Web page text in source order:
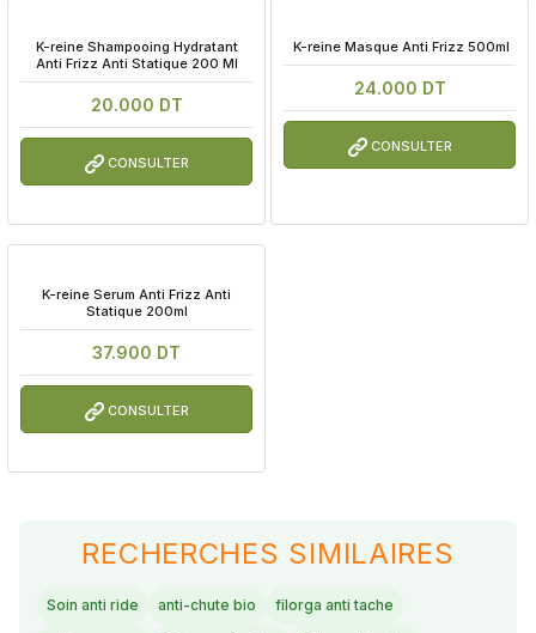
K-reine Shampooing Hydratant
Anti Frizz Anti Statique 200 Ml
20.000 DT
CONSULTER
K-reine Masque Anti Frizz 500ml
24.000 DT
CONSULTER
K-reine Serum Anti Frizz Anti
Statique 200ml
37.900 DT
CONSULTER
RECHERCHES SIMILAIRES
Soin anti ride anti-chute bio filorga anti tache